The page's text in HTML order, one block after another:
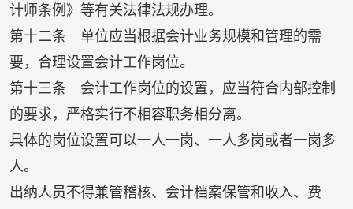
计师条例》等有关法律法规办理。
第十二条 单位应当根据会计业务规模和管理的需
要，合理设置会计工作岗位。
第十三条 会计工作岗位的设置，应当符合内部控制
的要求，严格实行不相容职务相分离。
具体的岗位设置可以一人一岗、一人多岗或者一岗多
人。
出纳人员不得兼管稽核、会计档案保管和收入、费